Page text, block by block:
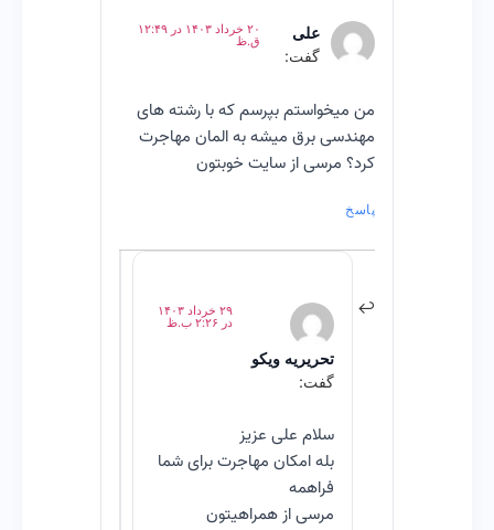
علی
گفت:
۲۰ خرداد ۱۴۰۳ در ۱۲:۴۹
ق.ظ
من میخواستم بپرسم که با رشته های
مهندسی برق میشه به المان مهاجرت
کرد؟ مرسی از سایت خوبتون
پاسخ
تحریریه ویکو
گفت:
۲۹ خرداد ۱۴۰۳
در ۲:۲۶ ب.ظ
سلام علی عزیز
بله امکان مهاجرت برای شما
فراهمه
مرسی از همراهیتون